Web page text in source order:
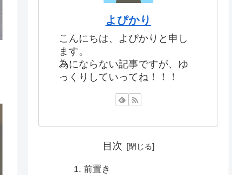
よぴかり
こんにちは、よぴかりと申し
ます。
為にならない記事ですが、ゆ
っくりしていってね！！！
目次
前置き